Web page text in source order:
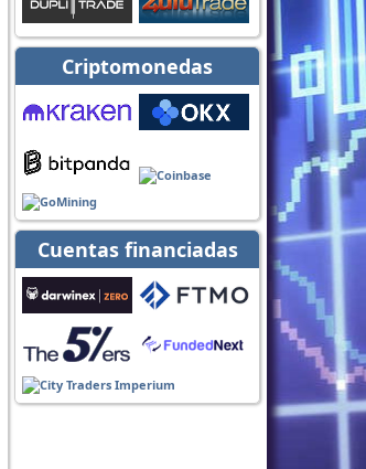
Criptomonedas
Cuentas financiadas